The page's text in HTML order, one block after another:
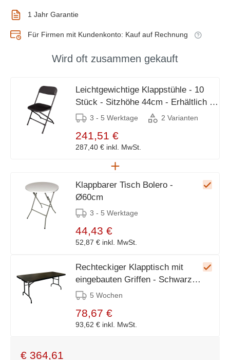
1 Jahr Garantie
Für Firmen mit Kundenkonto: Kauf auf Rechnung
Wird oft zusammen gekauft
Leichtgewichtige Klappstühle - 10
Stück - Sitzhöhe 44cm - Erhältlich in
2 Farben
3 - 5 Werktage 2 Varianten
241,51 €
287,40 € inkl. MwSt.
Klappbarer Tisch Bolero -
Ø60cm
3 - 5 Werktage
44,43 €
52,87 € inkl. MwSt.
Rechteckiger Klapptisch mit
eingebauten Griffen - Schwarz -
735(h)x1830(b)mm
5 Wochen
78,67 €
93,62 € inkl. MwSt.
€ 364,61